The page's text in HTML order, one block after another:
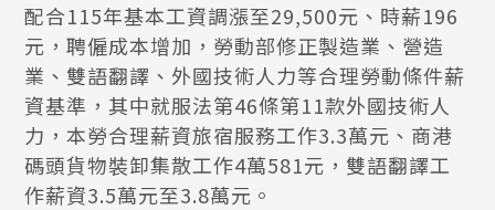
配合115年基本工資調漲至29,500元、時薪196
元，聘僱成本增加，勞動部修正製造業、營造
業、雙語翻譯、外國技術人力等合理勞動條件薪
資基準，其中就服法第46條第11款外國技術人
力，本勞合理薪資旅宿服務工作3.3萬元、商港
碼頭貨物裝卸集散工作4萬581元，雙語翻譯工
作薪資3.5萬元至3.8萬元。